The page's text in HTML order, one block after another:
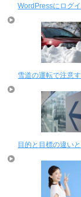
WordPressにログ
雪道の運転で注意
目的と目標の違い